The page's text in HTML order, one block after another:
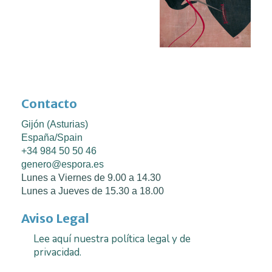
Contacto
Gijón (Asturias)
España/Spain
+34 984 50 50 46
genero@espora.es
Lunes a Viernes de 9.00 a 14.30
Lunes a Jueves de 15.30 a 18.00
Aviso Legal
Lee aquí nuestra política legal y de
privacidad.